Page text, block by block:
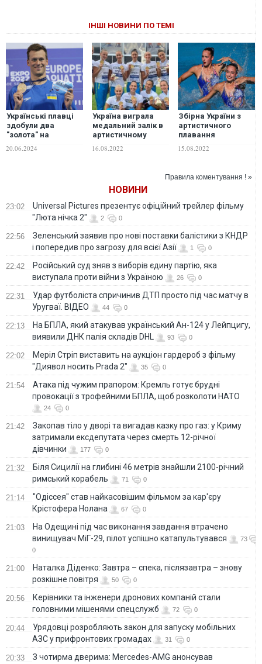
ІНШІ НОВИНИ ПО ТЕМІ
Українські плавці
здобули два
"золота" на
Європи-2024 з
20.06.2024
Україна виграла
медальний залік в
артистичному
чемпіонаті Європи
16.08.2022
Збірна України з
артистичного
плавання
золото на ЧЄ-2022
15.08.2022
Правила коментування ! »
НОВИНИ
23:02
Universal Pictures презентує офіційний трейлер фільму
"Люта нічка 2"
2 0
22:56
Зеленський заявив про нові поставки балістики з КНДР
і попередив про загрозу для всієї Азії
1 0
22:42
Російський суд зняв з виборів єдину партію, яка
виступала проти війни з Україною
26 0
22:31
Удар футболіста спричинив ДТП просто під час матчу в
Уругваї. ВІДЕО
44 0
22:13
На БПЛА, який атакував український Ан-124 у Лейпцигу,
виявили ДНК палія складів DHL
93 0
22:02
Меріл Стріп виставить на аукціон гардероб з фільму
"Диявол носить Prada 2"
35 0
21:54
Атака під чужим прапором: Кремль готує брудні
провокації з трофейними БПЛА, щоб розколоти НАТО
24 0
21:42
Закопав тіло у дворі та вигадав казку про газ: у Криму
затримали ексдепутата через смерть 12-річної
дівчинки
177 0
21:32
Біля Сицилії на глибині 46 метрів знайшли 2100-річний
римський корабель
71 0
21:14
"Одіссея" став найкасовішим фільмом за кар'єру
Крістофера Нолана
67 0
21:03
На Одещині під час виконання завдання втрачено
винищувач МіГ-29, пілот успішно катапультувався
73
0
21:00
Наталка Діденко: Завтра – спека, післязавтра – знову
розкішне повітря
50 0
20:56
Керівники та інженери дронових компаній стали
головними мішенями спецслужб
72 0
20:44
Урядовці розробляють закон для запуску мобільних
АЗС у прифронтових громадах
31 0
20:33
З чотирма дверима: Mercedes-AMG анонсував